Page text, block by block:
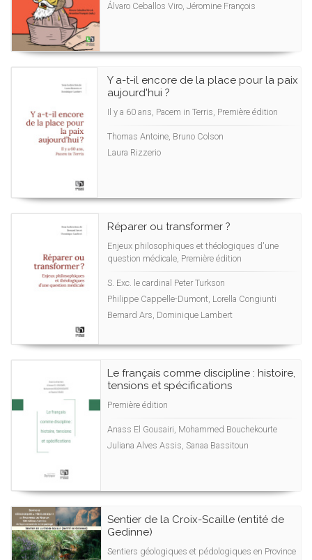
Álvaro Ceballos Viro, Jéromine François
Y a-t-il encore de la place pour la paix
aujourd'hui ?
Il y a 60 ans, Pacem in Terris, Première édition
Thomas Antoine, Bruno Colson
Laura Rizzerio
Réparer ou transformer ?
Enjeux philosophiques et théologiques d'une
question médicale, Première édition
S. Exc. le cardinal Peter Turkson
Philippe Cappelle-Dumont, Lorella Congiunti
Bernard Ars, Dominique Lambert
Le français comme discipline : histoire,
tensions et spécifications
Première édition
Anass El Gousairi, Mohammed Bouchekourte
Juliana Alves Assis, Sanaa Bassitoun
Sentier de la Croix-Scaille (entité de
Gedinne)
Sentiers géologiques et pédologiques en Province